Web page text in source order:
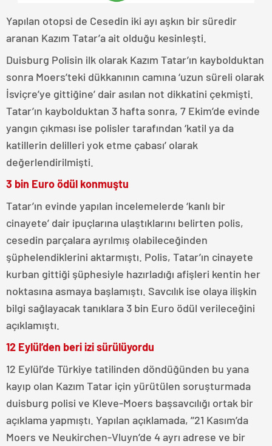
Yapılan otopsi de Cesedin iki ayı aşkın bir süredir
aranan Kazım Tatar’a ait olduğu kesinleşti.
Duisburg Polisin ilk olarak Kazım Tatar’ın kaybolduktan
sonra Moers’teki dükkanının camına ‘uzun süreli olarak
İsviçre’ye gittiğine’ dair asılan not dikkatini çekmişti.
Tatar’ın kaybolduktan 3 hafta sonra, 7 Ekim’de evinde
yangın çıkması ise polisler tarafından ‘katil ya da
katillerin delilleri yok etme çabası’ olarak
değerlendirilmişti.
3 bin Euro ödül konmuştu
Tatar’ın evinde yapılan incelemelerde ‘kanlı bir
cinayete’ dair ipuçlarına ulaştıklarını belirten polis,
cesedin parçalara ayrılmış olabileceğinden
şüphelendiklerini aktarmıştı. Polis, Tatar’ın cinayete
kurban gittiği şüphesiyle hazırladığı afişleri kentin her
noktasına asmaya başlamıştı. Savcılık ise olaya ilişkin
bilgi sağlayacak tanıklara 3 bin Euro ödül verileceğini
açıklamıştı.
12 Eylül’den beri izi sürülüyordu
12 Eylül’de Türkiye tatilinden döndüğünden bu yana
kayıp olan Kazım Tatar için yürütülen soruşturmada
duisburg polisi ve Kleve-Moers başsavcılığı ortak bir
açıklama yapmıştı. Yapılan açıklamada, ’’21 Kasım’da
Moers ve Neukirchen-Vluyn’de 4 ayrı adrese ve bir